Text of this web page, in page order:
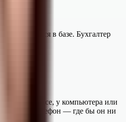
отражаются в базе. Бухгалтер
быть в офисе, у компьютера или
на телефон — где бы он ни